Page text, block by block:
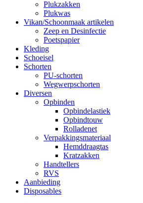
Plukzakken
Plukwas
Vikan/Schoonmaak artikelen
Zeep en Desinfectie
Poetspapier
Kleding
Schoeisel
Schorten
PU-schorten
Wegwerpschorten
Diversen
Opbinden
Opbindelastiek
Opbindtouw
Rolladenet
Verpakkingsmateriaal
Hemddraagtas
Kratzakken
Handtellers
RVS
Aanbieding
Disposables